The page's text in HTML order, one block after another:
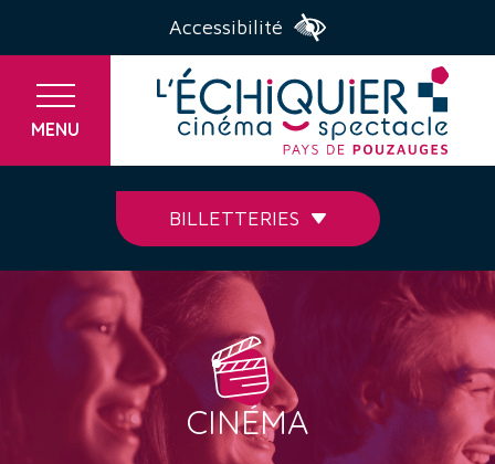
Accessibilité
MENU
BILLETTERIES
CINÉMA